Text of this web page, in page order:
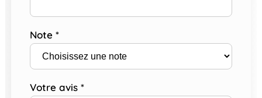
Note *
Votre avis *